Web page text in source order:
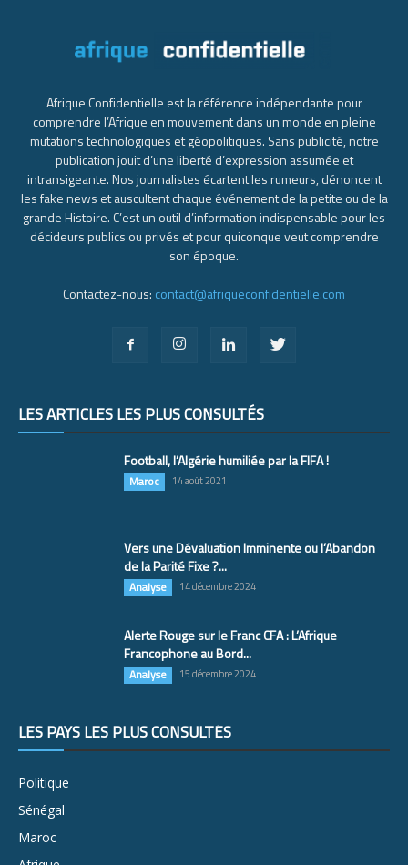
Afrique Confidentielle est la référence indépendante pour
comprendre l’Afrique en mouvement dans un monde en pleine
mutations technologiques et géopolitiques. Sans publicité, notre
publication jouit d’une liberté d’expression assumée et
intransigeante. Nos journalistes écartent les rumeurs, dénoncent
les fake news et auscultent chaque événement de la petite ou de la
grande Histoire. C’est un outil d’information indispensable pour les
décideurs publics ou privés et pour quiconque veut comprendre
son époque.
Contactez-nous: contact@afriqueconfidentielle.com
LES ARTICLES LES PLUS CONSULTÉS
Football, l’Algérie humiliée par la FIFA !
Maroc 14 août 2021
Vers une Dévaluation Imminente ou l’Abandon
de la Parité Fixe ?...
Analyse 14 décembre 2024
Alerte Rouge sur le Franc CFA : L’Afrique
Francophone au Bord...
Analyse 15 décembre 2024
LES PAYS LES PLUS CONSULTÉS
Politique
Sénégal
Maroc